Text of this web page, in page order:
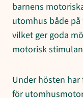
barnens
utomhus både
vilket ger goda
motorisk
Under hösten
för